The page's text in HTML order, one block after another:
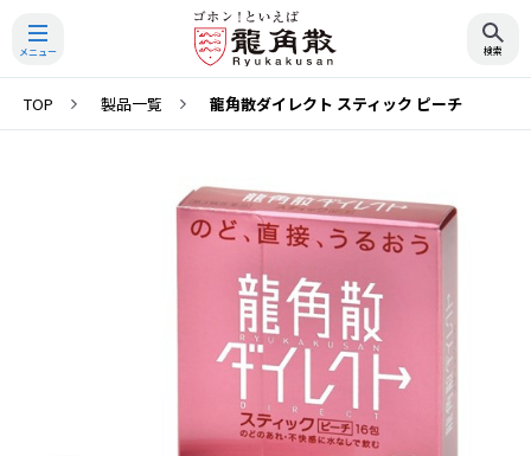
検索
TOP 製品一覧 龍角散ダイレクト スティック ピーチ